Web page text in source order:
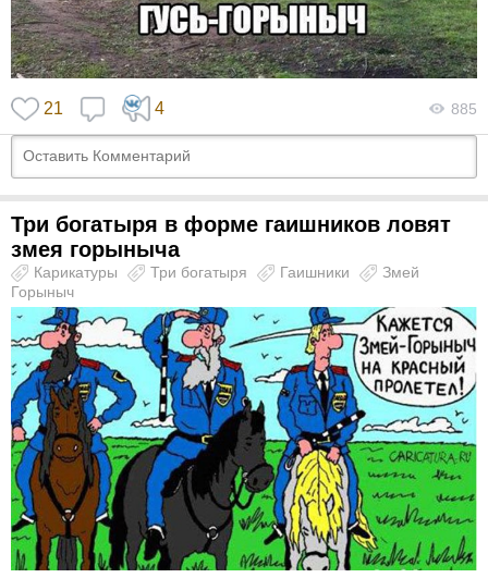
21 4 885
Три богатыря в форме гаишников ловят
змея горыныча
Карикатуры Три богатыря Гаишники
Змей
Горыныч